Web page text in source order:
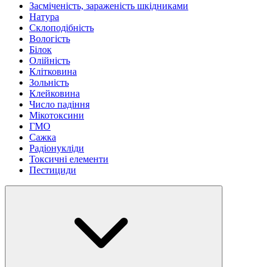
Засміченість, зараженість шкідниками
Натура
Склоподібність
Вологість
Білок
Олійність
Клітковина
Зольність
Клейковина
Число падіння
Мікотоксини
ГМО
Сажка
Радіонукліди
Токсичні елементи
Пестициди